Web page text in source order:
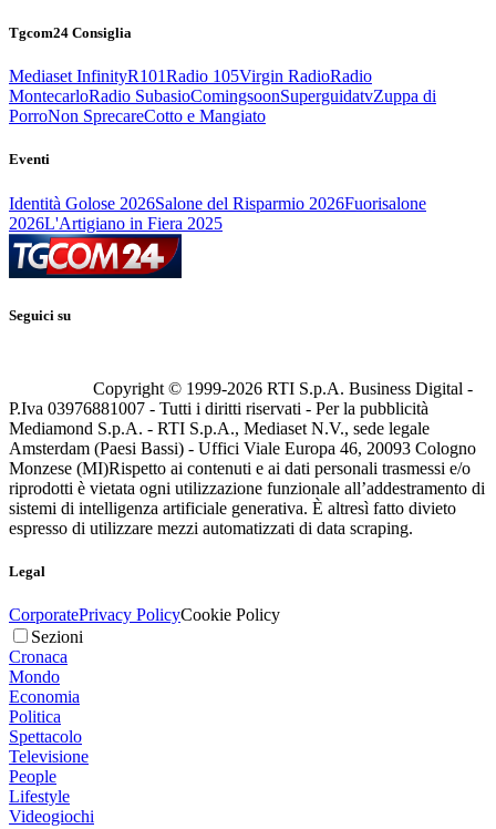
Tgcom24 Consiglia
Mediaset InfinityR101Radio 105Virgin RadioRadio
MontecarloRadio SubasioComingsoonSuperguidatvZuppa di
PorroNon SprecareCotto e Mangiato
Eventi
Identità Golose 2026Salone del Risparmio 2026Fuorisalone
2026L'Artigiano in Fiera 2025
Seguici su
Copyright © 1999-2026 RTI S.p.A. Business Digital -
P.Iva 03976881007 - Tutti i diritti riservati - Per la pubblicità
Mediamond S.p.A. - RTI S.p.A., Mediaset N.V., sede legale
Amsterdam (Paesi Bassi) - Uffici Viale Europa 46, 20093 Cologno
Monzese (MI)Rispetto ai contenuti e ai dati personali trasmessi e/o
riprodotti è vietata ogni utilizzazione funzionale all’addestramento di
sistemi di intelligenza artificiale generativa. È altresì fatto divieto
espresso di utilizzare mezzi automatizzati di data scraping.
Legal
CorporatePrivacy PolicyCookie Policy
Sezioni
Cronaca
Mondo
Economia
Politica
Spettacolo
Televisione
People
Lifestyle
Videogiochi